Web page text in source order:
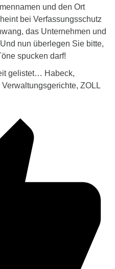
und den Ort
bei Verfassungsschutz
das Unternehmen und
nun überlegen Sie bitte,
spucken darf!
gelistet… Habeck,
ZOLL